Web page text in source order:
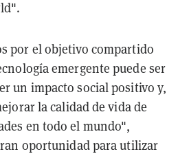
por el objetivo compartido
emergente puede ser
un impacto social positivo y,
la calidad de vida de
en todo el mundo",
oportunidad para utilizar